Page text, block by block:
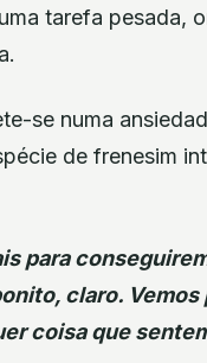
tarefa pesada,
se numa
de frenesim
para
claro.
coisa que